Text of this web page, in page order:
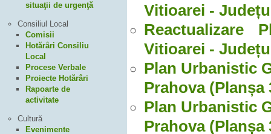
Vitioarei -
Reactualizare
Vitioarei -
Plan Urbanistic
Prahova (Planșa
Plan Urbanistic
Prahova (Planșa
situaţii de urgenţă
Consiliul Local
Comisii
Hotărâri Consiliu
Local
Procese Verbale
Proiecte Hotărâri
Rapoarte de
activitate
Cultură
Evenimente